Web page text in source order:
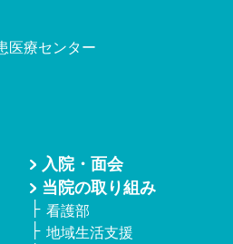
医療センター
入院・面会
当院の取り組み
看護部
地域生活支援